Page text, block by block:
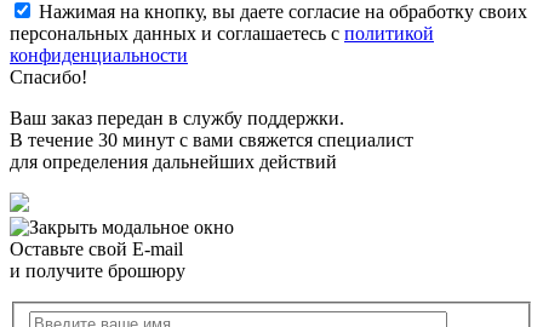
Нажимая на кнопку, вы даете согласие на обработку своих
персональных данных и соглашаетесь с политикой
конфиденциальности
Спасибо!
Ваш заказ передан в службу поддержки.
В течение 30 минут с вами свяжется специалист
для определения дальнейших действий
Оставьте свой E-mail
и получите брошюру